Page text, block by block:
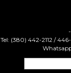
Tel: (380) 442-2112 /